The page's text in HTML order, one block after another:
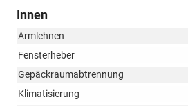
Innen
Armlehnen
Fensterheber
Gepäckraumabtrennung
Klimatisierung